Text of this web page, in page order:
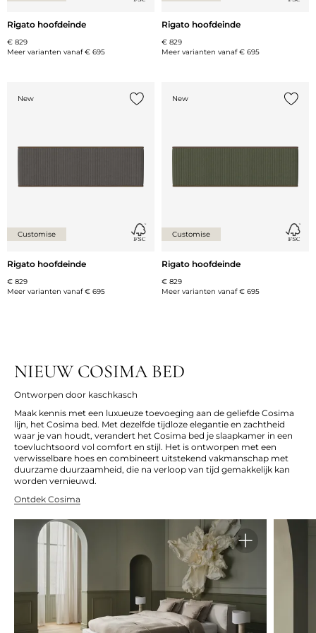
Rigato hoofdeinde
€ 829
Meer varianten vanaf€ 695
Rigato hoofdeinde
€ 829
Meer varianten vanaf€ 695
New
Customise
Rigato hoofdeinde
€ 829
Meer varianten vanaf€ 695
New
Customise
Rigato hoofdeinde
€ 829
Meer varianten vanaf€ 695
NIEUW COSIMA BED
Ontworpen door kaschkasch
Maak kennis met een luxueuze toevoeging aan de geliefde Cosima
lijn, het Cosima bed. Met dezelfde tijdloze elegantie en zachtheid
waar je van houdt, verandert het Cosima bed je slaapkamer in een
toevluchtsoord vol comfort en stijl. Het is ontworpen met een
verwisselbare hoes en combineert uitstekend vakmanschap met
duurzame duurzaamheid, die na verloop van tijd gemakkelijk kan
worden vernieuwd.
Ontdek Cosima